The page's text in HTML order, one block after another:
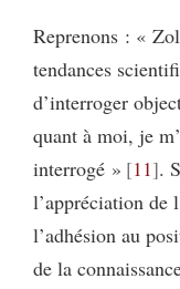
Reprenons : «
tendances
d’interroger
quant à moi, je
interrogé » 11 .
l’appréciation de
l’adhésion au
de la